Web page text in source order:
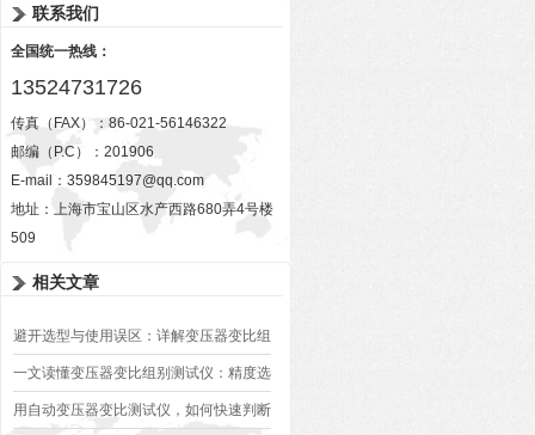
联系我们
全国统一热线：
13524731726
传真（FAX）：86-021-56146322
邮编（P.C）：201906
E-mail： 359845197@qq.com
地址：上海市宝山区水产西路680弄4号楼
509
相关文章
避开选型与使用误区：详解变压器变比组
别测试仪的日常校准方法、常见组别识别
异常排查方案
一文读懂变压器变比组别测试仪：精度选
型、接线规范、报告生成全流程标准化操
用自动变压器变比测试仪，如何快速判断